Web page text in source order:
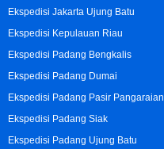
Ekspedisi Jakarta Ujung Batu
Ekspedisi Kepulauan Riau
Ekspedisi Padang Bengkalis
Ekspedisi Padang Dumai
Ekspedisi Padang Pasir Pangaraian
Ekspedisi Padang Siak
Ekspedisi Padang Ujung Batu